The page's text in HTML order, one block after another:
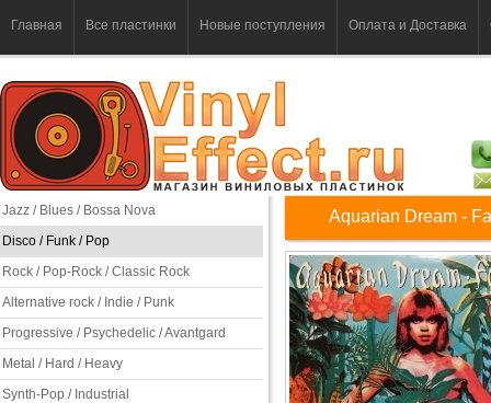
Главная Все пластинки Новые поступления Оплата и Доставка
Jazz / Blues / Bossa Nova
Disco / Funk / Pop
Rock / Pop-Rock / Classic Rock
Alternative rock / Indie / Punk
Progressive / Psychedelic / Avantgard
Metal / Hard / Heavy
Synth-Pop / Industrial
Aquarian Dream -